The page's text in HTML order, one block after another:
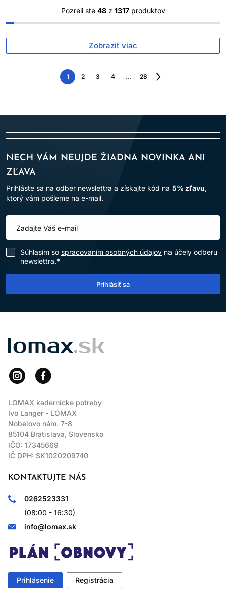
Pozreli ste 48z 1317produktov
Zobraziť viac
1 2 3 4 ... 28
Nasledujúca
NECH VÁM NEUJDE ŽIADNA NOVINKA ANI
ZĽAVA
Prihláste sa na odber newslettra a získajte kód na 5% zľavu,
ktorý vám pošleme na e-mail.
Súhlasím so spracovaním osobných údajov na účely odberu
newslettra.*
Prihlásiť sa
LOMAX
LOMAX kadernícke potreby
Ivo Langer - LOMAX
Nobelovo nám. 7-8
85104 Bratislava, Slovensko
IČO: 17345669
IČ DPH: SK1020209740
KONTAKTUJTE NÁS
0262523331
(08:00 - 16:30)
info@lomax.sk
Prihlásenie Registrácia